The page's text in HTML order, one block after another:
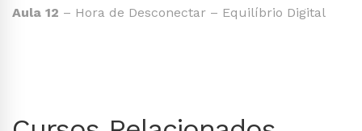
Aula 12 – Hora de Desconectar – Equilíbrio Digital